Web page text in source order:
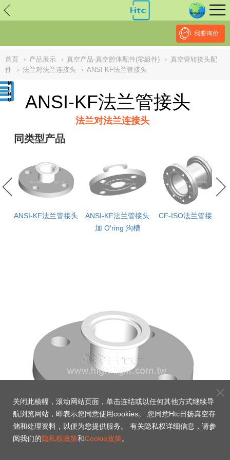
// replaced by scott on 2026/7/20 reason: high risk: Unsafe
Implementation Of Subresource Integrity /**/ // ------------------------------
我要询价
首页 › 产品展示 › 真空产品-真空腔体配件(零組件) › 真空管转接头配
件
› 法兰对法兰连接头 › ANSI-KF法兰管接头
ANSI-KF法兰管接头
法兰对法兰连接头
同类型产品
ANSI-KF法兰管接头
ANSI-KF法兰管接头
加 O'ring 沟槽
CF-ISO法兰管接头
关闭此横幅，滚动网站页面，单击连结或以任何其他方式继续导
航浏览网站，即表示您同意使用cookies。 您同意Htc日扬真空存
储和处理资料，以便为您提供服务。 有关隐私权详细信息，请参
阅我们的隐私权政策和Cookie政策。